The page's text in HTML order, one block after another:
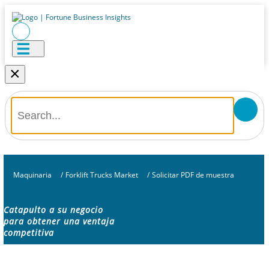
×
Maquinaria / Forklift Trucks Market / Solicitar PDF de muestra
Catapulto a su negocio
para obtener una ventaja
competitiva